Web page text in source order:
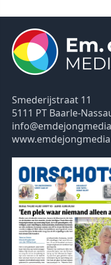
Smederijstraat 11
5111 PT Baarle-